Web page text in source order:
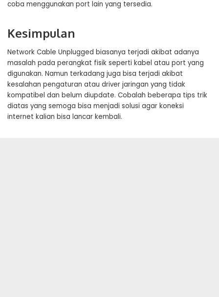
coba menggunakan port lain yang tersedia.
Kesimpulan
Network Cable Unplugged biasanya terjadi akibat adanya
masalah pada perangkat fisik seperti kabel atau port yang
digunakan. Namun terkadang juga bisa terjadi akibat
kesalahan pengaturan atau driver jaringan yang tidak
kompatibel dan belum diupdate. Cobalah beberapa tips trik
diatas yang semoga bisa menjadi solusi agar koneksi
internet kalian bisa lancar kembali.